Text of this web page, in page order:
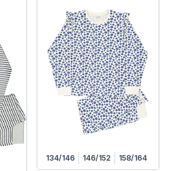
134/146 146/152 158/164